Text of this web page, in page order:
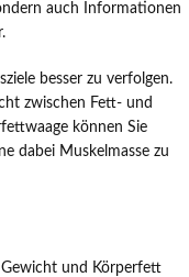
auch Informationen
besser zu verfolgen.
zwischen Fett- und
können Sie
dabei Muskelmasse zu
Gewicht und Körperfett